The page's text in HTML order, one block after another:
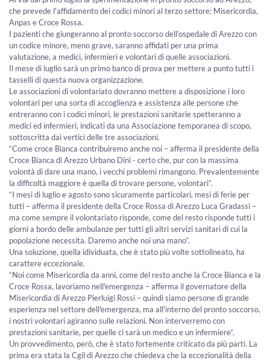
che prevede l'affidamento dei codici minori al terzo settore: Misericordia,
Anpas e Croce Rossa.
I pazienti che giungeranno al pronto soccorso dell’ospedale di Arezzo con
un codice minore, meno grave, saranno affidati per una prima
valutazione, a medici, infermieri e volontari di quelle associazioni.
Il mese di luglio sarà un primo banco di prova per mettere a punto tutti i
tasselli di questa nuova organizzazione.
Le associazioni di volontariato dovranno mettere a disposizione i loro
volontari per una sorta di accoglienza e assistenza alle persone che
entreranno con i codici minori, le prestazioni sanitarie spetteranno a
medici ed infermieri, indicati da una Associazione temporanea di scopo,
sottoscritta dai vertici delle tre associazioni.
“Come croce Bianca contribuiremo anche noi – afferma il presidente della
Croce Bianca di Arezzo Urbano Dini - certo che, pur con la massima
volontà di dare una mano, i vecchi problemi rimangono. Prevalentemente
la difficoltà maggiore è quella di trovare persone, volontari”.
“I mesi di luglio e agosto sono sicuramente particolari, mesi di ferie per
tutti – afferma il presidente della Croce Rossa di Arezzo Luca Gradassi –
ma come sempre il volontariato risponde, come del resto risponde tutti i
giorni a bordo delle ambulanze per tutti gli altri servizi sanitari di cui la
popolazione necessita. Daremo anche noi una mano”.
Una soluzione, quella idividuata, che è stato più volte sottolineato, ha
carattere eccezionale.
“Noi come Misericordia da anni, come del resto anche la Croce Bianca e la
Croce Rossa, lavoriamo nell'emergenza – afferma il governatore della
Misericordia di Arezzo Pierluigi Rossi – quindi siamo persone di grande
esperienza nel settore dell'emergenza, ma all'interno del pronto soccorso,
i nostri volontari agiranno sulle relazioni. Non interverremo con
prestazioni sanitarie, per quelle ci sarà un medico e un infermiere”.
Un provvedimento, però, che è stato fortemente criticato da più parti. La
prima era stata la Cgil di Arezzo che chiedeva che la eccezionalità della